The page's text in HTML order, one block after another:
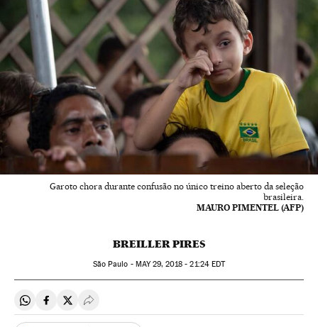
Garoto chora durante confusão no único treino aberto da seleção
brasileira.
MAURO PIMENTEL (AFP)
BREILLER PIRES
São Paulo - MAY29, 2018 - 21:24EDT
Compartir en Whatsapp
Compartir en Facebook
Compartir en Twitter
Desplegar Redes Sociales